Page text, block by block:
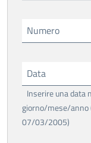
Numero
Data
Inserire una data
giorno/mese/anno
07/03/2005)